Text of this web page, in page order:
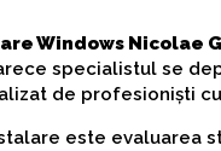
Windows Nicolae
specialistul se
de profesioniști
este evaluarea